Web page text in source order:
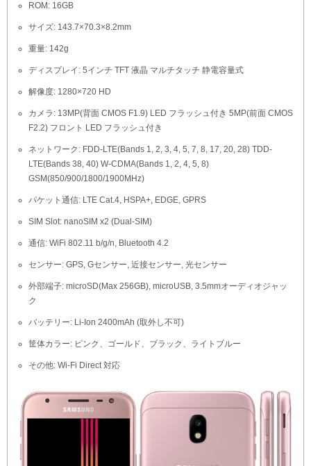
ROM: 16GB
サイズ: 143.7×70.3×8.2mm
重量: 142g
ディスプレイ: 5インチ TFT 液晶 マルチタッチ 静電容量式
解像度: 1280×720 HD
カメラ: 13MP(背面 CMOS F1.9) LED フラッシュ付き 5MP(前面 CMOS
F2.2) フロント LED フラッシュ付き
ネットワーク: FDD-LTE(Bands 1, 2, 3, 4, 5, 7, 8, 17, 20, 28) TDD-
LTE(Bands 38, 40) W-CDMA(Bands 1, 2, 4, 5, 8)
GSM(850/900/1800/1900MHz)
パケット通信: LTE Cat.4, HSPA+, EDGE, GPRS
SIM Slot: nanoSIM x2 (Dual-SIM)
通信: WiFi 802.11 b/g/n, Bluetooth 4.2
センサー: GPS, Gセンサー, 近接センサー, 光センサー
外部端子: microSD(Max 256GB), microUSB, 3.5mmオーディオジャッ
ク
バッテリー: Li-Ion 2400mAh (取外し不可)
筐体カラー: ピンク、ゴールド、ブラック、ライトブルー
その他: Wi-Fi Direct 対応